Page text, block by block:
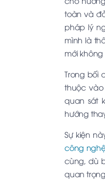
toàn và
pháp lý
mình là
mới
Trong bối
thuộc
quan sát
hướng
Sự kiện
công
cùng, dù
quan